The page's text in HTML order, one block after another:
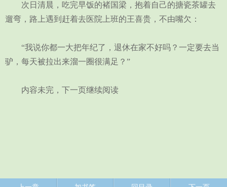
次日清晨，吃完早饭的褚国梁，抱着自己的搪瓷茶罐去
遛弯，路上遇到赶着去医院上班的王喜贵，不由嘴欠：
“我说你都一大把年纪了，退休在家不好吗？一定要去当
驴，每天被拉出来溜一圈很满足？”
内容未完，下一页继续阅读